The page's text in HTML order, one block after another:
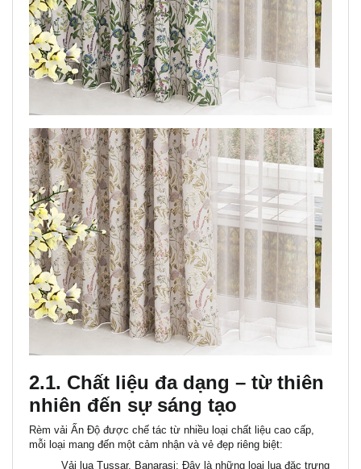
2.1. Chất liệu đa dạng – từ thiên
nhiên đến sự sáng tạo
Rèm vải Ấn Độ được chế tác từ nhiều loại chất liệu cao cấp,
mỗi loại mang đến một cảm nhận và vẻ đẹp riêng biệt:
Vải lụa Tussar, Banarasi: Đây là những loại lụa đặc trưng